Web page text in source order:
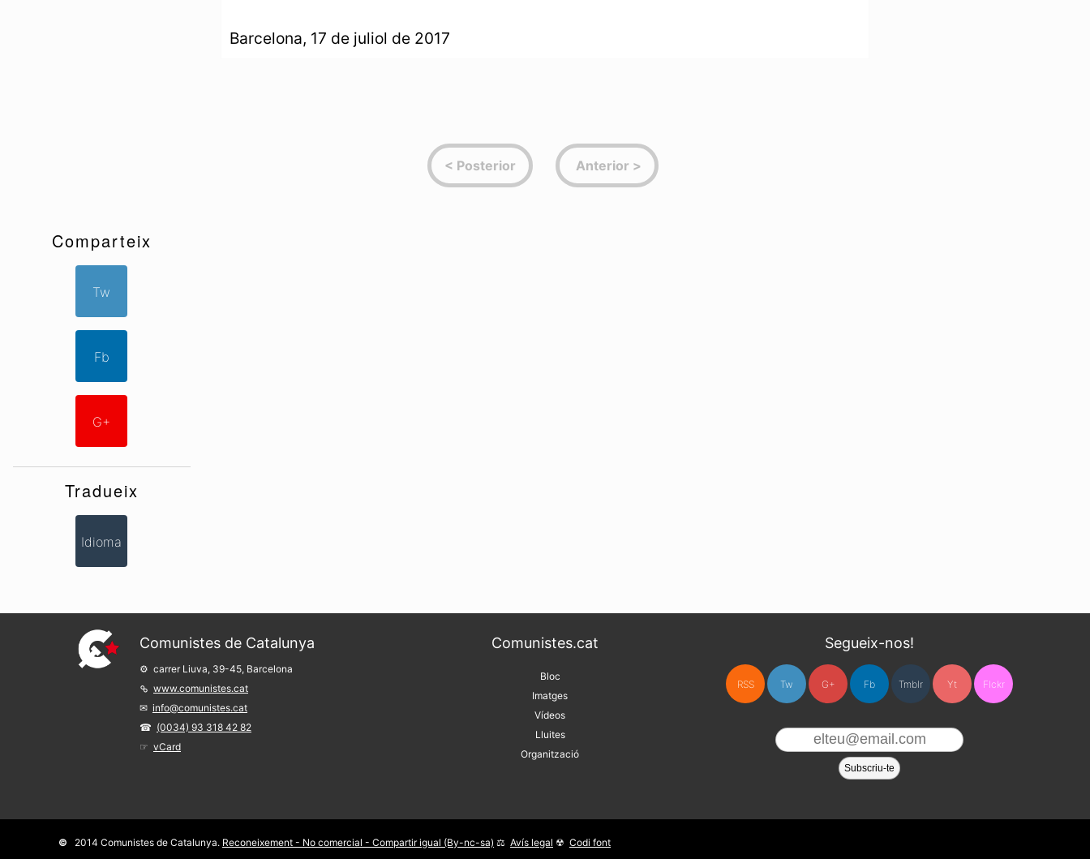
Barcelona, 17 de juliol de 2017
Comparteix
Tw
Fb
G+
Tradueix
Idioma
Comunistes de Catalunya
carrer Liuva, 39-45, Barcelona
www.comunistes.cat
info@comunistes.cat
(0034) 93 318 42 82
vCard
Comunistes.cat
Bloc
Imatges
Vídeos
Lluites
Organització
Segueix-nos!
RSS Tw G+ Fb Tmblr Yt Flckr
2014 Comunistes de Catalunya. Reconeixement - No comercial - Compartir igual (By-nc-sa) Avís legal Codi font